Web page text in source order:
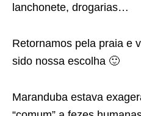
lanchonete, drogarias…
Retornamos pela praia e
sido nossa escolha 🙂
Maranduba estava